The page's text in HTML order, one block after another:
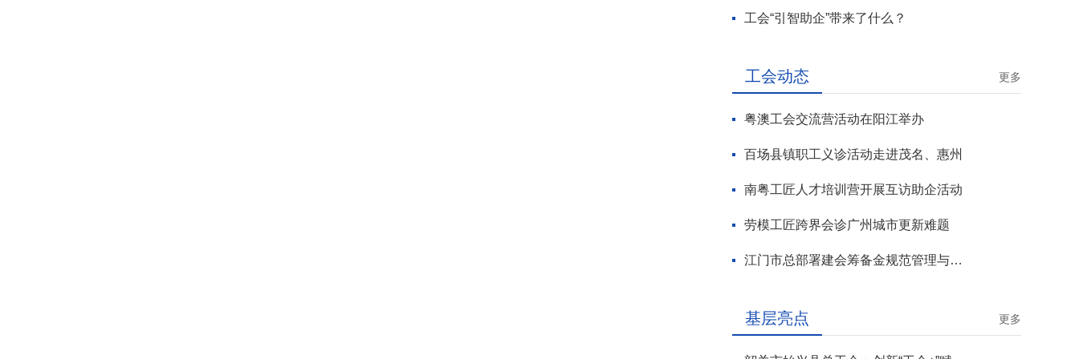
工会“引智助企”带来了什么？
工会动态 更多
粤澳工会交流营活动在阳江举办
百场县镇职工义诊活动走进茂名、惠州
南粤工匠人才培训营开展互访助企活动
劳模工匠跨界会诊广州城市更新难题
江门市总部署建会筹备金规范管理与基层工会组建攻坚行动
基层亮点 更多